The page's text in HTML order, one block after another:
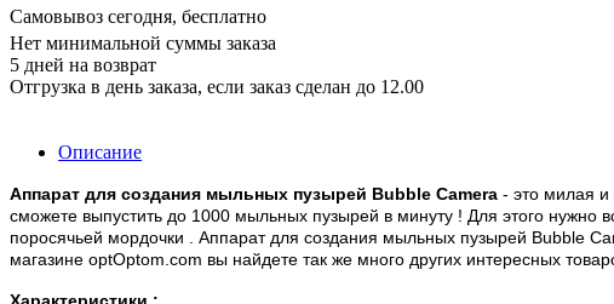
Самовывоз сегодня, бесплатно
Нет минимальной суммы заказа
5 дней на возврат
Отгрузка в день заказа, если заказ сделан до 12.00
Описание
Аппарат для создания мыльных пузырей Bubble Camera - это милая
сможете выпустить до 1000 мыльных пузырей в минуту ! Для этого нужно
поросячьей мордочки . Аппарат для создания мыльных пузырей Bubble
магазине optOptom.com вы найдете так же много других интересных